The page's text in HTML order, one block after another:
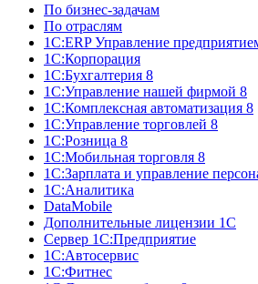
По бизнес-задачам
По отраслям
1C:ERP Управление
1С:Корпорация
1С:Бухгалтерия 8
1С:Управление нашей фирмой 8
1С:Комплексная автоматизация 8
1С:Управление торговлей 8
1С:Розница 8
1С:Мобильная торговля 8
1С:Зарплата и управление
1С:Аналитика
DataMobile
Дополнительные лицензии 1С
Сервер 1С:Предприятие
1С:Автосервис
1С:Фитнес